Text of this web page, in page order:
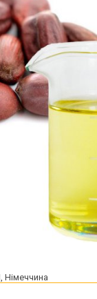
Німеччина